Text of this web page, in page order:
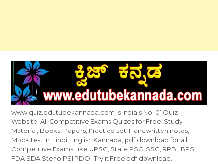
www.quiz.edutubekannada.com is India's No. 01 Quiz
Website. All Competitive Exams Quizes for Free, Study
Material, Books, Papers, Practice set, Handwritten notes,
Mock test in Hindi, English Kannada, pdf download for all
Competitive Exams Like UPSC, State PSC, SSC, RRB, IBPS,
FDA SDA Steno PSI PDO- Try it Free pdf download.